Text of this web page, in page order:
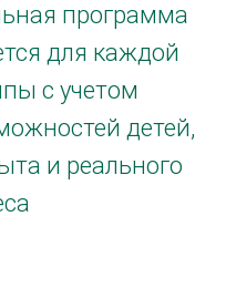
программа
для каждой
с учетом
детей,
и реального